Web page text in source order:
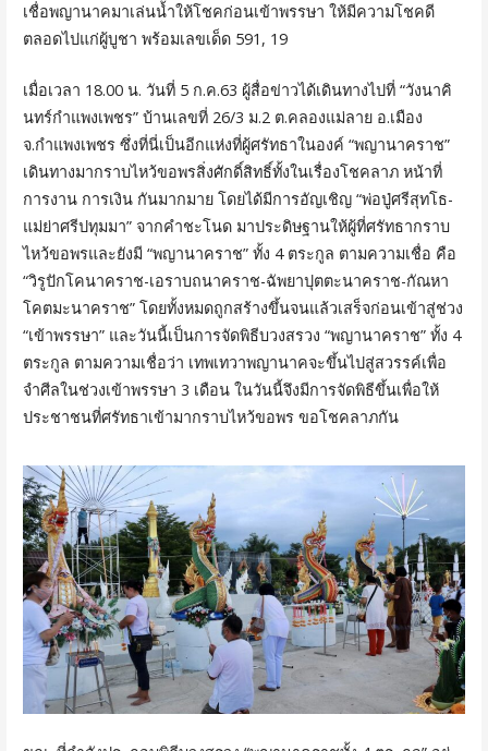
เชื่อพญานาคมาเล่นน้ำให้โชคก่อนเข้าพรรษา ให้มีความโชคดี
ตลอดไปแก่ผู้บูชา พร้อมเลขเด็ด 591, 19
เมื่อเวลา 18.00 น. วันที่ 5 ก.ค.63 ผู้สื่อข่าวได้เดินทางไปที่ “วังนาคิ
นทร์กำแพงเพชร” บ้านเลขที่ 26/3 ม.2 ต.คลองแม่ลาย อ.เมือง
จ.กำแพงเพชร ซึ่งที่นี่เป็นอีกแห่งที่ผู้ศรัทธาในองค์ “พญานาคราช”
เดินทางมากราบไหว้ขอพรสิ่งศักดิ์สิทธิ์ทั้งในเรื่องโชคลาภ หน้าที่
การงาน การเงิน กันมากมาย โดยได้มีการอัญเชิญ “พ่อปู่ศรีสุทโธ-
แม่ย่าศรีปทุมมา” จากคำชะโนด มาประดิษฐานให้ผู้ที่ศรัทธากราบ
ไหว้ขอพรและยังมี “พญานาคราช” ทั้ง 4 ตระกูล ตามความเชื่อ คือ
“วิรูปักโคนาคราช-เอราบถนาคราช-ฉัพยาปุตตะนาคราช-กัณหา
โคตมะนาคราช” โดยทั้งหมดถูกสร้างขึ้นจนแล้วเสร็จก่อนเข้าสู่ช่วง
“เข้าพรรษา” และวันนี้เป็นการจัดพิธีบวงสรวง “พญานาคราช” ทั้ง 4
ตระกูล ตามความเชื่อว่า เทพเทวาพญานาคจะขึ้นไปสู่สวรรค์เพื่อ
จำศีลในช่วงเข้าพรรษา 3 เดือน ในวันนี้จึงมีการจัดพิธีขึ้นเพื่อให้
ประชาชนที่ศรัทธาเข้ามากราบไหว้ขอพร ขอโชคลาภกัน